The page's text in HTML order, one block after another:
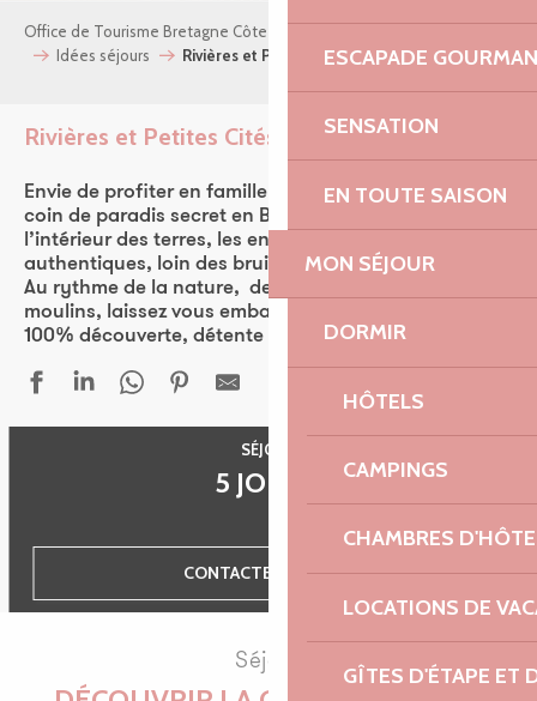
ESCAPADE
SENSATION
EN TOUTE SAISON
MON SÉJOUR
DORMIR
HÔTELS
CAMPINGS
CHAMBRES
LOCATIONS DE
GÎTES D'ÉTAPE ET
Office de Tourisme Bretagne Côte de Granit Rose
Idées séjours
Rivières et Petites Cités de Caractère®
Rivières et Petites Cités de Caractère®
Envie de profiter en famille et de découvrir un petit
coin de paradis secret en Bretagne ?
l’intérieur des terres, les endroits secrets, cachés et
authentiques, loin des bruits citadins du quotidien.
Au rythme de la nature, de l’eau des étangs, des
moulins, laissez vous embarquer pour des vacances
100% découverte, détente et plénitude.
SÉJOUR
5 JOURS
CONTACTEZ-NOUS
Séjour